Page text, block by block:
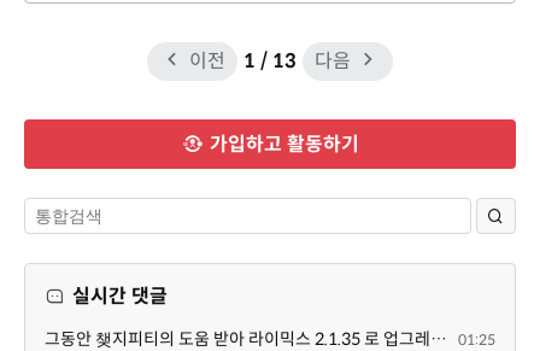
이전 1 / 13 다음
가입하고 활동하기
실시간 댓글
그동안 챚지피티의 도움 받아 라이믹스 2.1.35 로 업그레이드 잘 한 것은 부인할 수 없는 사실입니다. 그런... 01:25